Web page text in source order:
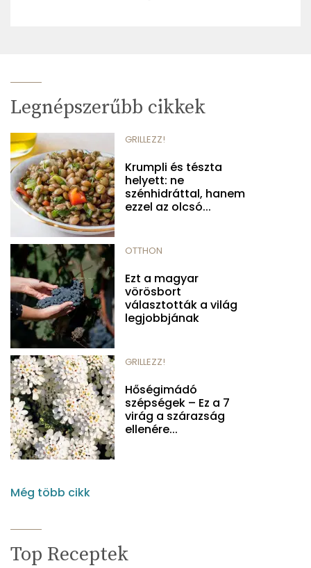
Legnépszerűbb cikkek
GRILLEZZ!
Krumpli és tészta
helyett: ne
szénhidráttal, hanem
ezzel az olcsó...
OTTHON
Ezt a magyar
vörösbort
választották a világ
legjobbjának
GRILLEZZ!
Hőségimádó
szépségek – Ez a 7
virág a szárazság
ellenére...
Még több cikk
Top Receptek